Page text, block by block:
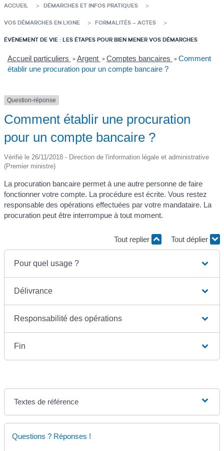
ACCUEIL DÉMARCHES ET INFOS PRATIQUES
VOS DÉMARCHES EN LIGNE FORMALITÉS – ACTES
ÉVÈNEMENT DE VIE : LES ÉTAPES POUR BIEN MENER VOS DÉMARCHES
Accueil particuliers > Argent > Comptes bancaires > Comment
établir une procuration pour un compte bancaire ?
Question-réponse
Comment établir une procuration
pour un compte bancaire ?
Vérifié le 26/11/2018 - Direction de l'information légale et administrative
(Premier ministre)
La procuration bancaire permet à une autre personne de faire
fonctionner votre compte. La procédure est écrite. Vous restez
responsable des opérations effectuées par votre mandataire. La
procuration peut être interrompue à tout moment.
Tout replier Tout déplier
Pour quel usage ?
Délivrance
Responsabilité des opérations
Fin
Textes de référence
Questions ? Réponses !